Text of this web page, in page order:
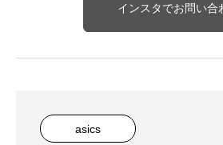
インスタでお問い合
asics